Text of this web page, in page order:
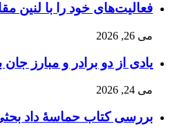
فعالیت‌های خود را با لنین
می 26, 2026
یادی از دو برادر و مبارز
می 24, 2026
بررسی کتاب حماسۀ داد